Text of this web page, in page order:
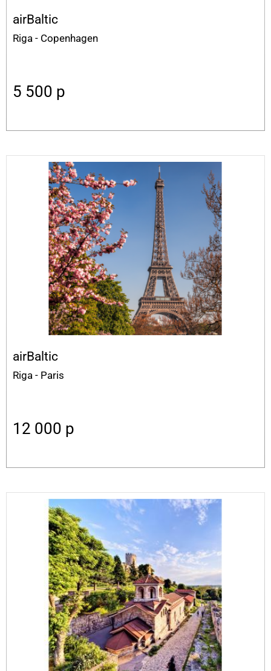
airBaltic
Riga - Copenhagen
5 500 p
airBaltic
Riga - Paris
12 000 p